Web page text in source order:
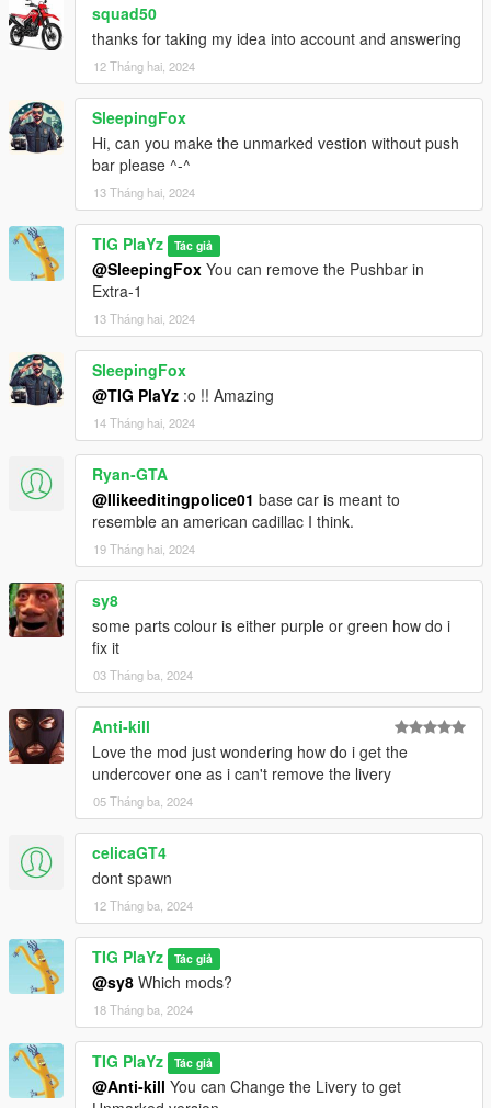
squad50
thanks for taking my idea into account and answering
12 Tháng hai, 2024
SleepingFox
Hi, can you make the unmarked vestion without push
bar please ^-^
13 Tháng hai, 2024
TIG PlaYz Tác giả
@SleepingFox You can remove the Pushbar in
Extra-1
13 Tháng hai, 2024
SleepingFox
@TIG PlaYz :o !! Amazing
14 Tháng hai, 2024
Ryan-GTA
@Ilikeeditingpolice01 base car is meant to
resemble an american cadillac I think.
19 Tháng hai, 2024
sy8
some parts colour is either purple or green how do i
fix it
03 Tháng ba, 2024
Anti-kill
Love the mod just wondering how do i get the
undercover one as i can't remove the livery
05 Tháng ba, 2024
celicaGT4
dont spawn
12 Tháng ba, 2024
TIG PlaYz Tác giả
@sy8 Which mods?
18 Tháng ba, 2024
TIG PlaYz Tác giả
@Anti-kill You can Change the Livery to get